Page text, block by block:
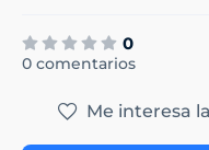
0
0 comentarios
Me interesa